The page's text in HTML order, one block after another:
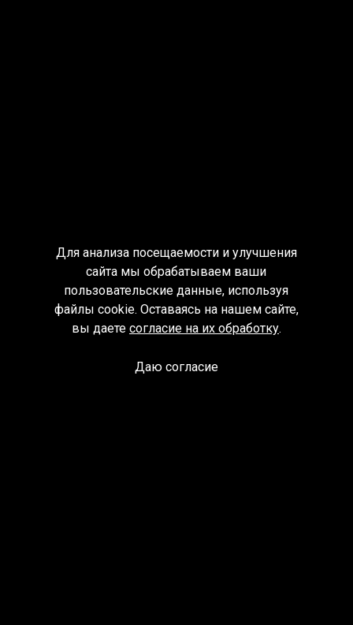
Для анализа посещаемости и улучшения
сайта мы обрабатываем ваши
пользовательские данные, используя
файлы cookie. Оставаясь на нашем сайте,
вы даете согласие на их обработку.
Даю согласие